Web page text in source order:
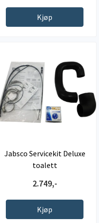
Kjøp
Jabsco Servicekit Deluxe
toalett
2.749,-
Kjøp